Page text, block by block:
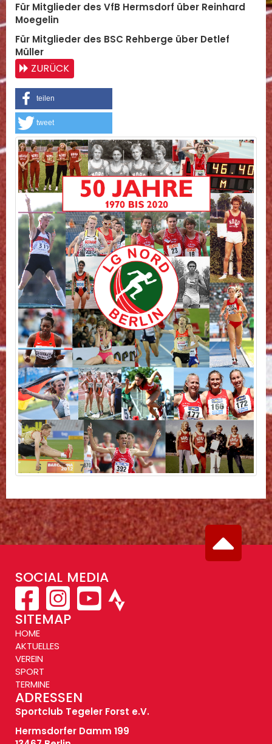
Für Mitglieder des VfB Hermsdorf über Reinhard
Moegelin
Für Mitglieder des BSC Rehberge über Detlef
Müller
ZURÜCK
teilen
tweet
SOCIAL MEDIA
SITEMAP
HOME
AKTUELLES
VEREIN
SPORT
TERMINE
ADRESSEN
Sportclub Tegeler Forst e.V.
Hermsdorfer Damm 199